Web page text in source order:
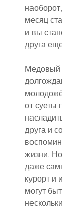
месяц
и вы
друга
Медовый
от суеты
друга и
жизни.
даже
курорт и
могут